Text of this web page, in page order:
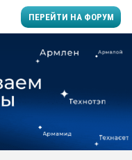
ПЕРЕЙТИ НА ФОРУМ
ближайшее
Подмосковье, Москва
первый план в